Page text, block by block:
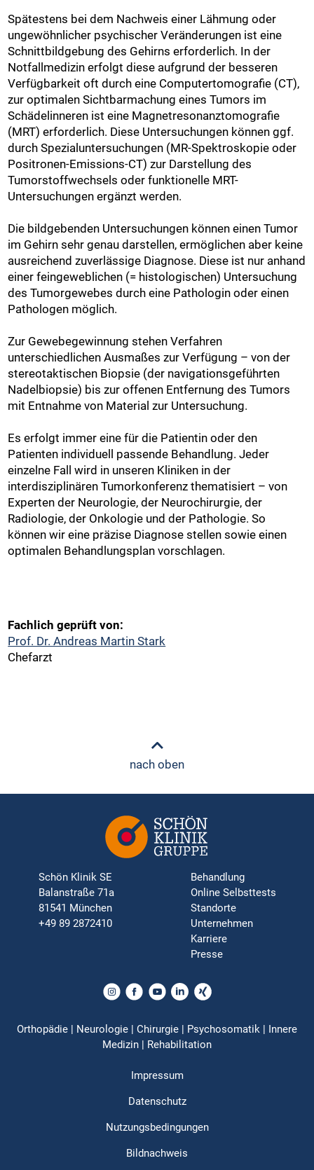
Spätestens bei dem Nachweis einer Lähmung oder
ungewöhnlicher psychischer Veränderungen ist eine
Schnittbildgebung des Gehirns erforderlich. In der
Notfallmedizin erfolgt diese aufgrund der besseren
Verfügbarkeit oft durch eine Computertomografie (CT),
zur optimalen Sichtbarmachung eines Tumors im
Schädelinneren ist eine Magnetresonanztomografie
(MRT) erforderlich. Diese Untersuchungen können ggf.
durch Spezialuntersuchungen (MR-Spektroskopie oder
Positronen-Emissions-CT) zur Darstellung des
Tumorstoffwechsels oder funktionelle MRT-
Untersuchungen ergänzt werden.
Die bildgebenden Untersuchungen können einen Tumor
im Gehirn sehr genau darstellen, ermöglichen aber keine
ausreichend zuverlässige Diagnose. Diese ist nur anhand
einer feingeweblichen (= histologischen) Untersuchung
des Tumorgewebes durch eine Pathologin oder einen
Pathologen möglich.
Zur Gewebegewinnung stehen Verfahren
unterschiedlichen Ausmaßes zur Verfügung – von der
stereotaktischen Biopsie (der navigationsgeführten
Nadelbiopsie) bis zur offenen Entfernung des Tumors
mit Entnahme von Material zur Untersuchung.
Es erfolgt immer eine für die Patientin oder den
Patienten individuell passende Behandlung. Jeder
einzelne Fall wird in unseren Kliniken in der
interdisziplinären Tumorkonferenz thematisiert – von
Experten der Neurologie, der Neurochirurgie, der
Radiologie, der Onkologie und der Pathologie. So
können wir eine präzise Diagnose stellen sowie einen
optimalen Behandlungsplan vorschlagen.
Fachlich geprüft von:
Prof. Dr. Andreas Martin Stark
Chefarzt
nach oben
Schön Klinik SE
Balanstraße 71a
81541 München
+49 89 2872410
Behandlung
Online Selbsttests
Standorte
Unternehmen
Karriere
Presse
Orthopädie | Neurologie | Chirurgie | Psychosomatik | Innere
Medizin | Rehabilitation
Impressum
Datenschutz
Nutzungsbedingungen
Bildnachweis